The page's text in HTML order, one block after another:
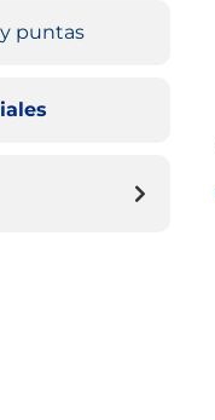
puntas